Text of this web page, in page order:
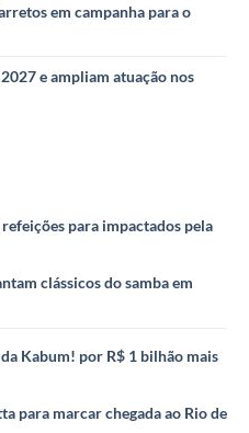
em campanha para o
e ampliam atuação nos
para impactados pela
clássicos do samba em
Kabum! por R$ 1 bilhão mais
para marcar chegada ao Rio de